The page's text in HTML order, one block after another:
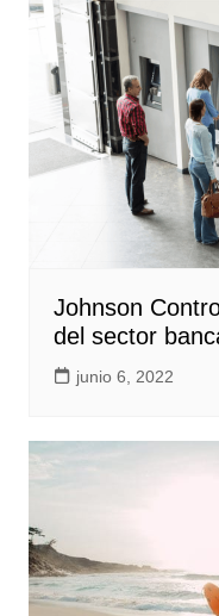
Johnson
del sector
junio 6, 2022